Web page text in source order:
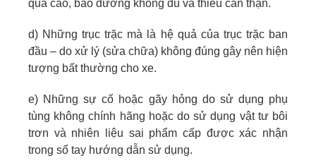
quá cao, bảo dưỡng không đủ và thiếu cẩn thận.
d) Những trục trặc mà là hệ quả của trục trặc ban
đầu – do xử lý (sửa chữa) không đúng gây nên hiện
tượng bất thường cho xe.
e) Những sự cố hoặc gãy hỏng do sử dụng phụ
tùng không chính hãng hoặc do sử dụng vật tư bôi
trơn và nhiên liệu sai phẩm cấp được xác nhận
trong sổ tay hướng dẫn sử dụng.